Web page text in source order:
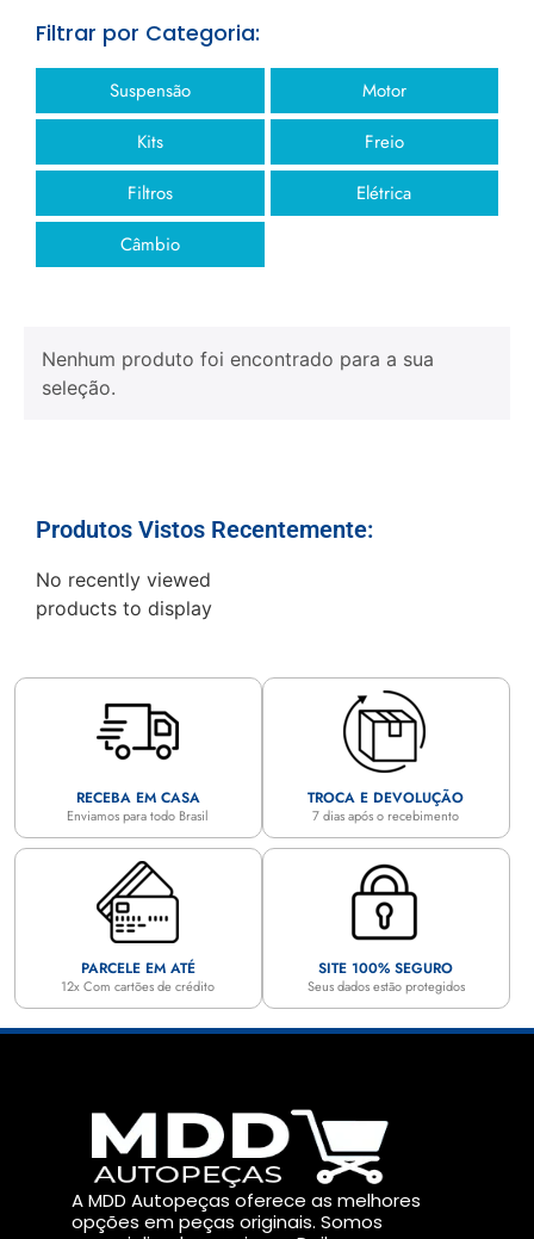
Filtrar por Categoria:
Suspensão
Motor
Kits
Freio
Filtros
Elétrica
Câmbio
Nenhum produto foi encontrado para a sua
seleção.
Produtos Vistos Recentemente:
No recently viewed
products to display
RECEBA EM CASA
Enviamos para todo Brasil
TROCA E DEVOLUÇÃO
7 dias após o recebimento
PARCELE EM ATÉ
12x Com cartões de crédito
SITE 100% SEGURO
Seus dados estão protegidos
A MDD Autopeças oferece as melhores
opções em peças originais. Somos